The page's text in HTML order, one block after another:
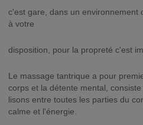
c'est gare, dans un environnement
à votre
disposition, pour la propreté c'est
Le massage tantrique a pour
corps et la détente mental,
lisons entre toutes les parties du
calme et l'énergie.